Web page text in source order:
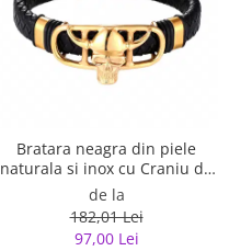
Bratara neagra din piele
naturala si inox cu Craniu de
Viking
de la
182,01 Lei
97,00 Lei